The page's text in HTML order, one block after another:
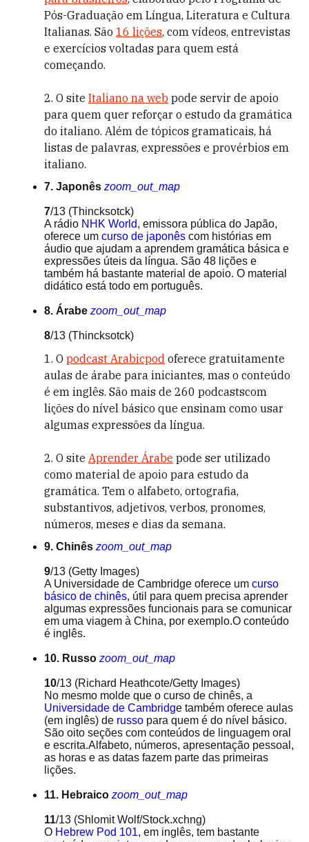
Pós-Graduação em Língua, Literatura e Cultura
Italianas. São 16 lições, com vídeos, entrevistas
e exercícios voltadas para quem está
começando.
2. O site Italiano na web pode servir de apoio
para quem quer reforçar o estudo da gramática
do italiano. Além de tópicos gramaticais, há
listas de palavras, expressões e provérbios em
italiano.
7. Japonês zoom_out_map
7/13 (Thincksotck)
A rádio NHK World, emissora pública do Japão,
oferece um curso de japonês com histórias em
áudio que ajudam a aprendem gramática básica e
expressões úteis da língua. São 48 lições e
também há bastante material de apoio. O material
didático está todo em português.
8. Árabe zoom_out_map
8/13 (Thincksotck)
1. O podcast Arabicpod oferece gratuitamente
aulas de árabe para iniciantes, mas o conteúdo
é em inglês. São mais de 260 podcastscom
lições do nível básico que ensinam como usar
algumas expressões da língua.
2. O site Aprender Árabe pode ser utilizado
como material de apoio para estudo da
gramática. Tem o alfabeto, ortografia,
substantivos, adjetivos, verbos, pronomes,
números, meses e dias da semana.
9. Chinês zoom_out_map
9/13 (Getty Images)
A Universidade de Cambridge oferece um curso
básico de chinês, útil para quem precisa aprender
algumas expressões funcionais para se comunicar
em uma viagem à China, por exemplo.O conteúdo
é inglês.
10. Russo zoom_out_map
10/13 (Richard Heathcote/Getty Images)
No mesmo molde que o curso de chinês, a
Universidade de Cambridge também oferece aulas
(em inglês) de russo para quem é do nível básico.
São oito seções com conteúdos de linguagem oral
e escrita.Alfabeto, números, apresentação pessoal,
as horas e as datas fazem parte das primeiras
lições.
11. Hebraico zoom_out_map
11/13 (Shlomit Wolf/Stock.xchng)
O Hebrew Pod 101, em inglês, tem bastante